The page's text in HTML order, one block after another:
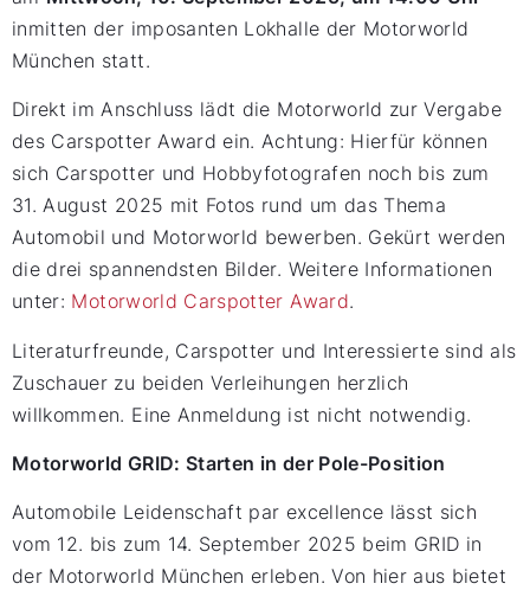
inmitten der imposanten Lokhalle der Motorworld
München statt.
Direkt im Anschluss lädt die Motorworld zur Vergabe
des Carspotter Award ein. Achtung: Hierfür können
sich Carspotter und Hobbyfotografen noch bis zum
31. August 2025 mit Fotos rund um das Thema
Automobil und Motorworld bewerben. Gekürt werden
die drei spannendsten Bilder. Weitere Informationen
unter: Motorworld Carspotter Award.
Literaturfreunde, Carspotter und Interessierte sind als
Zuschauer zu beiden Verleihungen herzlich
willkommen. Eine Anmeldung ist nicht notwendig.
Motorworld GRID: Starten in der Pole-Position
Automobile Leidenschaft par excellence lässt sich
vom 12. bis zum 14. September 2025 beim GRID in
der Motorworld München erleben. Von hier aus bietet